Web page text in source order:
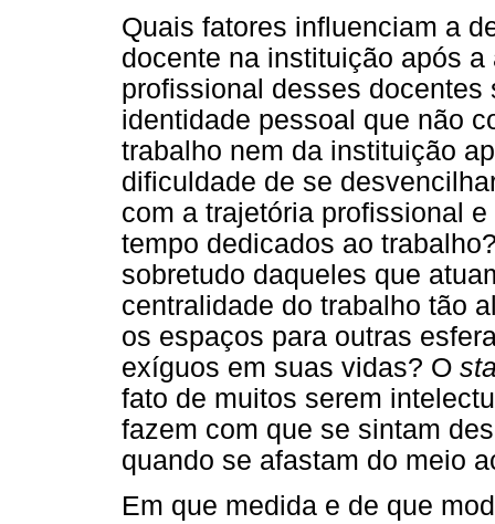
Quais fatores influenciam a
docente na instituição após
profissional desses
identidade pessoal que não
trabalho nem da instituição
dificuldade de se
com a trajetória profissional
tempo dedicados ao
sobretudo daqueles que
centralidade do trabalho tão
os espaços para outras
exíguos em suas vidas? O
fato de muitos serem
fazem com que se sintam
quando se afastam do meio
Em que medida e de que